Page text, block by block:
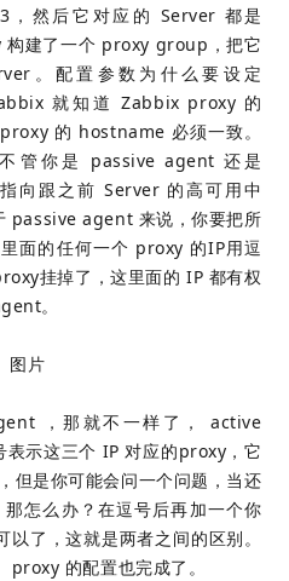
然后它对应的 Server 都是
构建了一个 proxy group，把它
。配置参数为什么要设定
就知道 Zabbix proxy 的
的 hostname 必须一致。
管你是 passive agent 还是
向跟之前 Server 的高可用中
passive agent 来说，你要把所
的任何一个 proxy 的IP用逗
挂掉了，这里面的 IP 都有权
。
，那就不一样了， active
示这三个 IP 对应的proxy，它
是你可能会问一个问题，当还
怎么办？在逗号后再加一个你
了，这就是两者之间的区别。
的配置也完成了。